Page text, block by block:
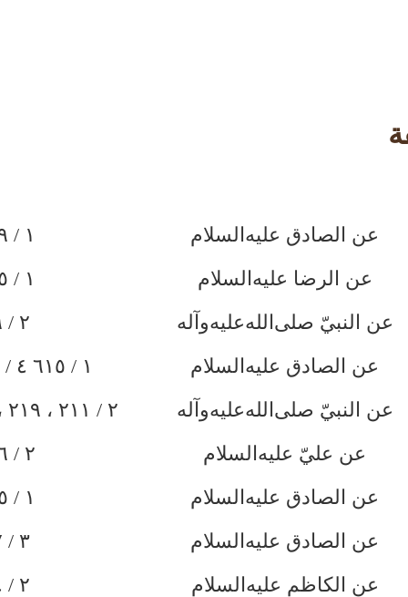
عن الصادق عليه‌السلام
عن الرضا عليه‌السلام
عن النبيّ صلى‌الله‌عليه‌وآله
عن الصادق عليه‌السلام
عن النبيّ صلى‌الله‌عليه‌وآله
عن عليّ عليه‌السلام
عن الصادق عليه‌السلام
عن الصادق عليه‌السلام
٣ / ٦٧
عن الكاظم عليه‌السلام